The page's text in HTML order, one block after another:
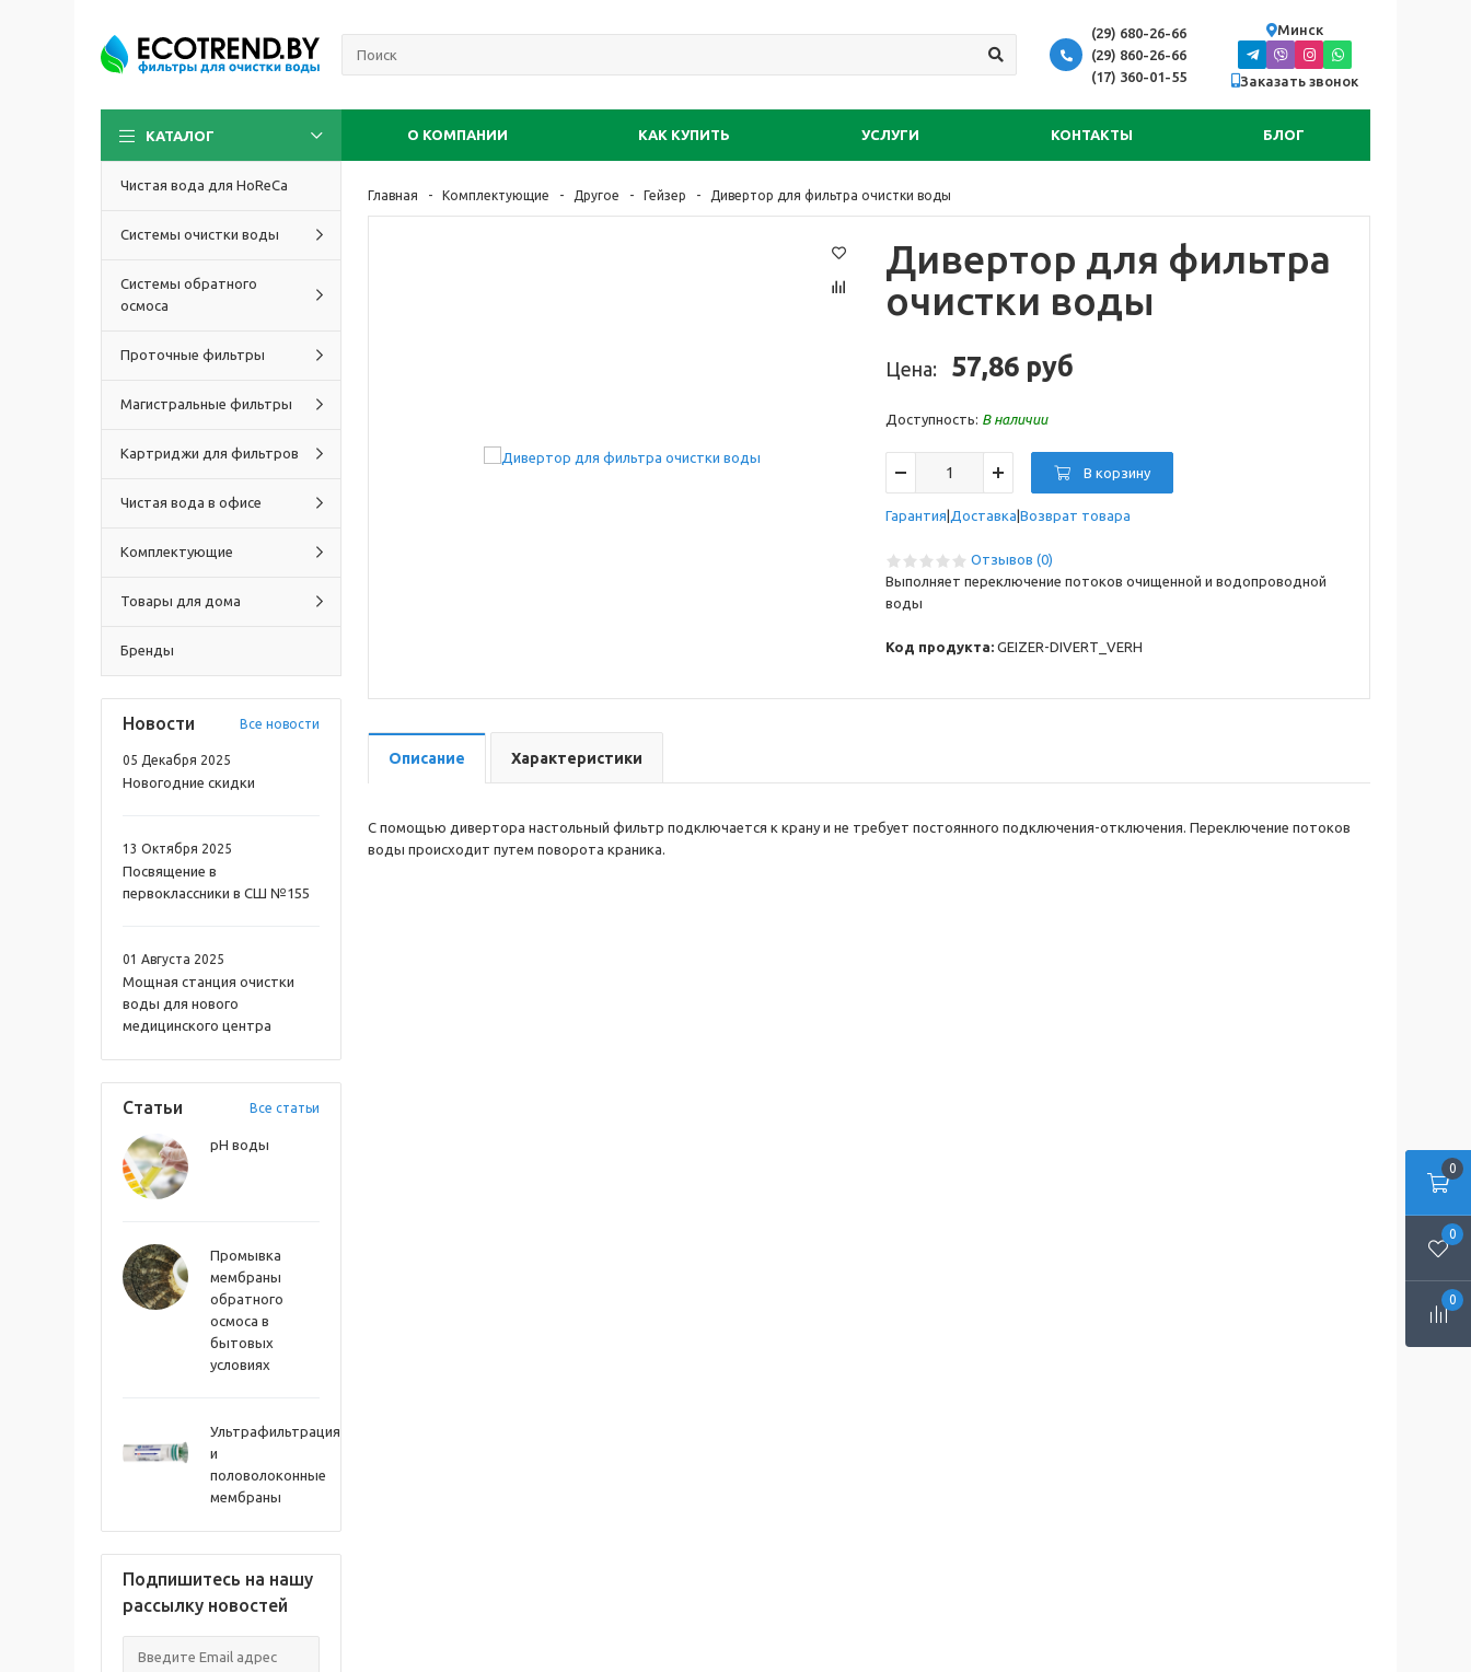
(29) 680-26-66
(29) 860-26-66
(17) 360-01-55
Минск
Заказать звонок
КАТАЛОГ О КОМПАНИИ КАК КУПИТЬ УСЛУГИ КОНТАКТЫ БЛОГ
0
0
0
Чистая вода для HoReCa
Системы очистки воды
Системы обратного
осмоса
Проточные фильтры
Магистральные фильтры
Картриджи для фильтров
Чистая вода в офисе
Комплектующие
Товары для дома
Бренды
Новости Все новости
05 Декабря 2025
Новогодние скидки
13 Октября 2025
Посвящение в
первоклассники в СШ №155
01 Августа 2025
Мощная станция очистки
воды для нового
медицинского центра
Статьи Все статьи
pH воды
Промывка
мембраны
обратного
осмоса в
бытовых
условиях
Ультрафильтрация
и
половолоконные
мембраны
Подпишитесь на нашу
рассылку новостей
Главная Комплектующие Другое Гейзер Дивертор для фильтра очистки воды
Дивертор для фильтра
очистки воды
Цена: 57,86 руб
Доступность: В наличии
В корзину
Гарантия Доставка Возврат товара
Отзывов (0)
Выполняет переключение потоков очищенной и водопроводной
воды
Код продукта: GEIZER-DIVERT_VERH
Описание Характеристики
С помощью дивертора настольный фильтр подключается к крану и не требует постоянного подключения-отключения. Переключение потоков
воды происходит путем поворота краника.